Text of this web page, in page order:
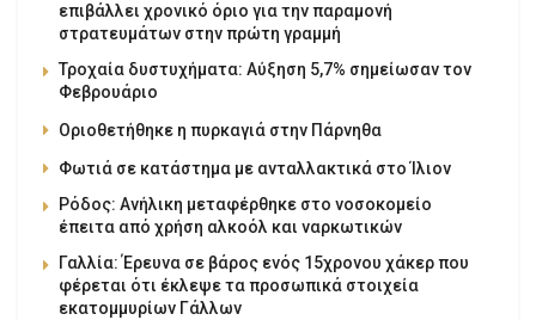
επιβάλλει χρονικό όριο για την παραμονή
στρατευμάτων στην πρώτη γραμμή
Τροχαία δυστυχήματα: Αύξηση 5,7% σημείωσαν τον
Φεβρουάριο
Οριοθετήθηκε η πυρκαγιά στην Πάρνηθα
Φωτιά σε κατάστημα με ανταλλακτικά στο Ίλιον
Ρόδος: Ανήλικη μεταφέρθηκε στο νοσοκομείο
έπειτα από χρήση αλκοόλ και ναρκωτικών
Γαλλία: Έρευνα σε βάρος ενός 15χρονου χάκερ που
φέρεται ότι έκλεψε τα προσωπικά στοιχεία
εκατομμυρίων Γάλλων